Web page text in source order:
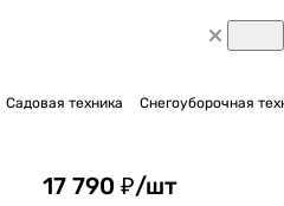
Садовая техника Снегоуборочная
17 790 ₽/шт